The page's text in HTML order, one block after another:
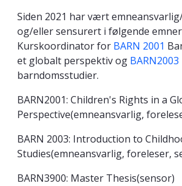
Siden 2021 har vært
og/eller sensurert i følgende
Kurskoordinator for BARN 2001
et globalt perspektiv og BARN2003
barndomsstudier.
BARN2001: Children's Rights in a
Perspective(emneansvarlig,
BARN 2003: Introduction to
Studies(emneansvarlig, foreleser,
BARN3900: Master Thesis(sensor)